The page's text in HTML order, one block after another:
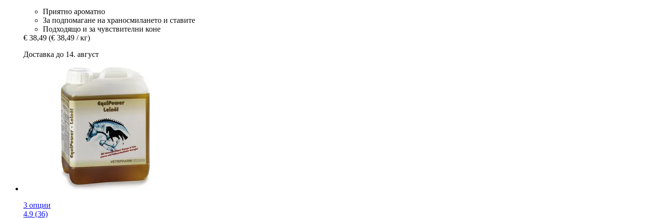
Приятно ароматно
За подпомагане на храносмилането и ставите
Подходящо и за чувствителни коне
€ 38,49 (€ 38,49 / кг)
Доставка до 14. август
3 опции
4.9 (36)